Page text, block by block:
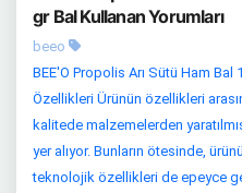
gr Bal Kullanan Yorumları
beeo
BEE'O Propolis Arı Sütü Ham Bal
Özellikleri Ürünün özellikleri
kalitede malzemelerden
yer alıyor. Bunların ötesinde,
teknolojik özellikleri de epeyce